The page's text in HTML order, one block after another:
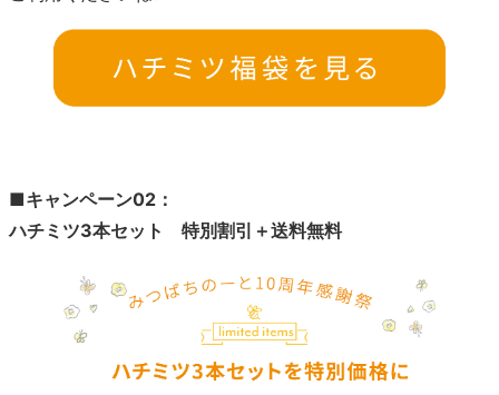
■キャンペーン02：
ハチミツ3本セット 特別割引＋送料無料